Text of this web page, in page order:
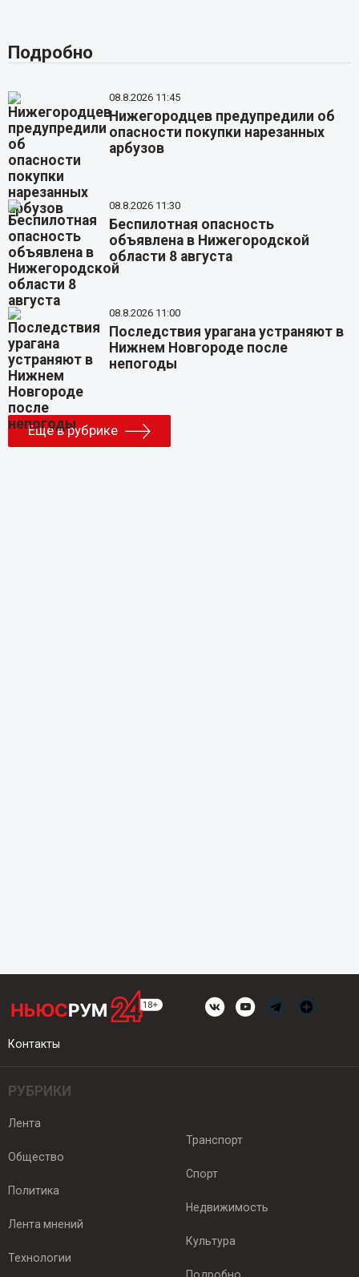
Подробно
08.8.2026 11:45
Нижегородцев предупредили об
опасности покупки нарезанных
арбузов
08.8.2026 11:30
Беспилотная опасность
объявлена в Нижегородской
области 8 августа
08.8.2026 11:00
Последствия урагана устраняют в
Нижнем Новгороде после
непогоды
Еще в рубрике
Контакты
РУБРИКИ
Лента
Общество
Политика
Лента мнений
Технологии
Транспорт
Спорт
Недвижимость
Культура